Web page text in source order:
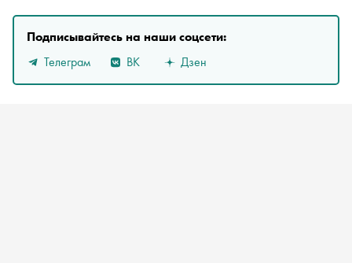
Подписывайтесь на наши соцсети:
Телеграм
ВК Дзен